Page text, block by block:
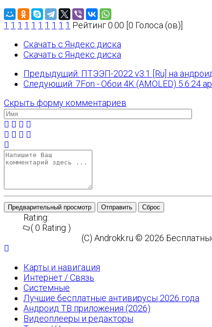
1 1 1 1 1 1 1 1 1 1 Рейтинг 0.00 [0 Голоса (ов)]
Скачать с Яндекс диска
Скачать с Яндекс диска
Предыдущий: ПТЭЭП-2022 v3.1 [Ru] на
Следующий: 7Fon - Обои 4K (AMOLED) 5.6.24
Скрыть форму комментариев
Предварительный просмотр Отправить Сброс
Rating:
( 0 Rating )
(C) Androkk.ru © 2026
Карты и навигация
Интернет / Связь
Системные
Лучшие бесплатные антивирусы 2026 года
Андроид ТВ приложения (2026)
Видеоплееры и редакторы